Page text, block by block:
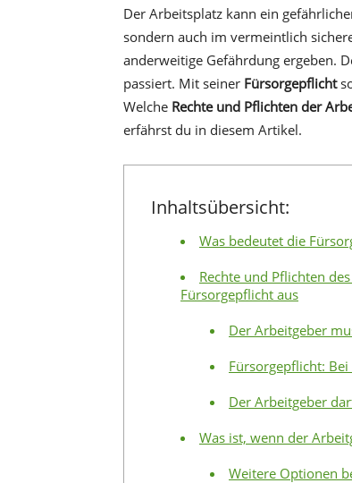
Der Arbeitsplatz kann ein
sondern auch im vermeintlich
anderweitige Gefährdung ergeben.
passiert. Mit seiner Fürsorgepflicht
Welche Rechte und Pflichten der
erfährst du in diesem Artikel.
Inhaltsübersicht:
Was bedeutet die
Rechte und Pflichten
Fürsorgepflicht aus
Der Arbeitgeber
Fürsorgepflicht:
Der Arbeitgeber
Was ist, wenn der
Weitere Optionen